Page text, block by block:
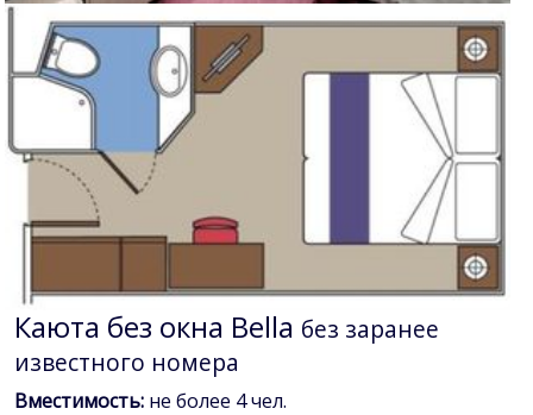
Каюта без окна Bella без заранее
известного номера
Вместимость: не более 4 чел.